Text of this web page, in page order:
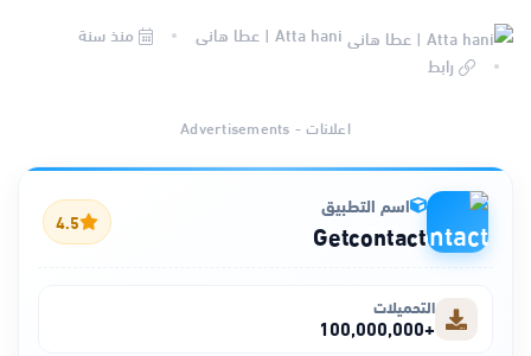
التطبيقات
ذكاء اصطناعي
منذ سنة
رابط
اعلانات - Advertisements
اسم التطبيق
Getcontact
4.5
التحميلات
+100,000,000